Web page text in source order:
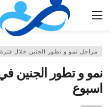
مراحل نمو و تطور الجنين خلال
اسبوع